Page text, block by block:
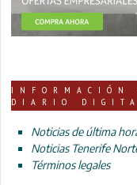
INFORMACIÓN
DIARIO
Noticias de última
Noticias Tenerife
Términos legales